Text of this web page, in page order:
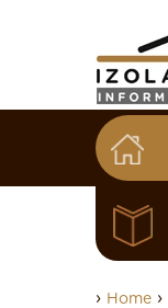
› Home ›